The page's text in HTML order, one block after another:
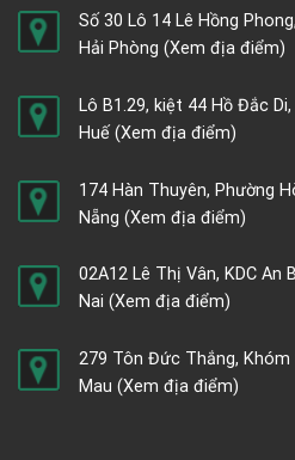
Số 30 Lô 14 Lê Hồng
Hải Phòng (Xem địa điểm)
Lô B1.29, kiệt 44 Hồ Đắc
Huế (Xem địa điểm)
174 Hàn Thuyên, Phường
Nẵng (Xem địa điểm)
02A12 Lê Thị Vân, KDC An
Nai (Xem địa điểm)
279 Tôn Đức Thắng, Khóm
Mau (Xem địa điểm)